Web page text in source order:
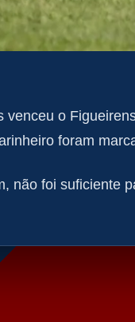
venceu o
foram
não foi suficiente